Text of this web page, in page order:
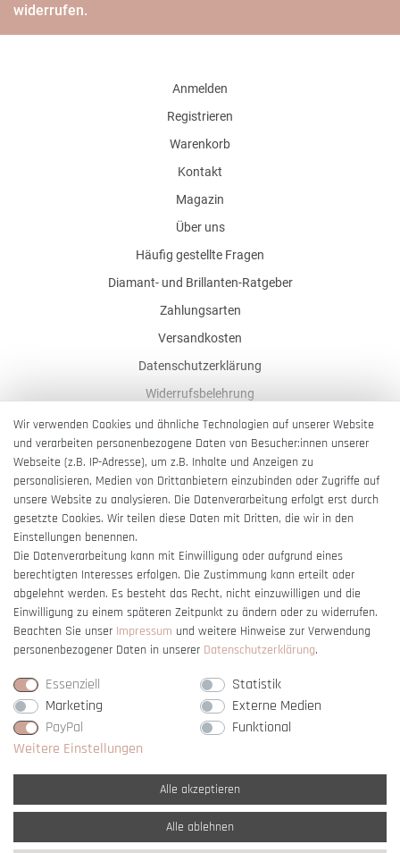
widerrufen.
Anmelden
Registrieren
Warenkorb
Kontakt
Magazin
Über uns
Häufig gestellte Fragen
Diamant- und Brillanten-Ratgeber
Zahlungsarten
Versandkosten
Datenschutzerklärung
Widerrufsbelehrung
AGB
Impressum
Barrierefreiheitserklärung
Vertrag widerrufen
Wir verwenden Cookies und ähnliche Technologien auf unserer Website
und verarbeiten personenbezogene Daten von Besucher:innen unserer
Webseite (z.B. IP-Adresse), um z.B. Inhalte und Anzeigen zu
personalisieren, Medien von Drittanbietern einzubinden oder Zugriffe auf
unsere Website zu analysieren. Die Datenverarbeitung erfolgt erst durch
gesetzte Cookies. Wir teilen diese Daten mit Dritten, die wir in den
Einstellungen benennen.
Die Datenverarbeitung kann mit Einwilligung oder aufgrund eines
berechtigten Interesses erfolgen. Die Zustimmung kann erteilt oder
abgelehnt werden. Es besteht das Recht, nicht einzuwilligen und die
Einwilligung zu einem späteren Zeitpunkt zu ändern oder zu widerrufen.
Beachten Sie unser Impressum und weitere Hinweise zur Verwendung
personenbezogener Daten in unserer Daten­schutz­erklärung.
Essenziell
Statistik
Marketing
Externe Medien
PayPal
Funktional
Weitere Einstellungen
Alle akzeptieren
Alle ablehnen